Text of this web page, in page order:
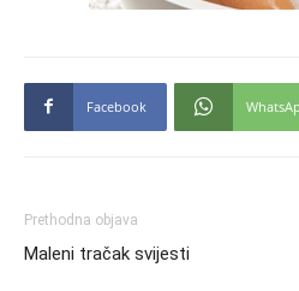
Facebook
Prethodna objava
Maleni tračak svijesti